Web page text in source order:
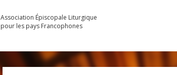
Association Épiscopale Liturgique
pour les pays Francophones